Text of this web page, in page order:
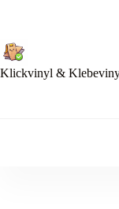
Klickvinyl &